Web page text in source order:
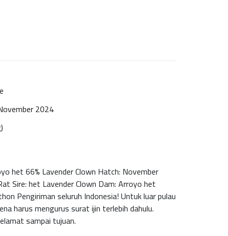
2024
het 66% Lavender Clown Hatch: November
Sire: het Lavender Clown Dam: Arroyo het
Pengiriman seluruh Indonesia! Untuk luar pulau
harus mengurus surat ijin terlebih dahulu.
sampai tujuan.